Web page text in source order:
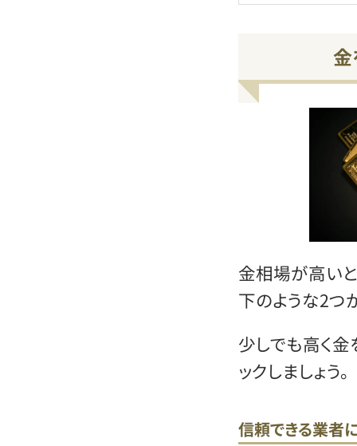
金
金相場が高い
下のような2つ
少しでも高く金
ックしましょう。
信頼できる業者